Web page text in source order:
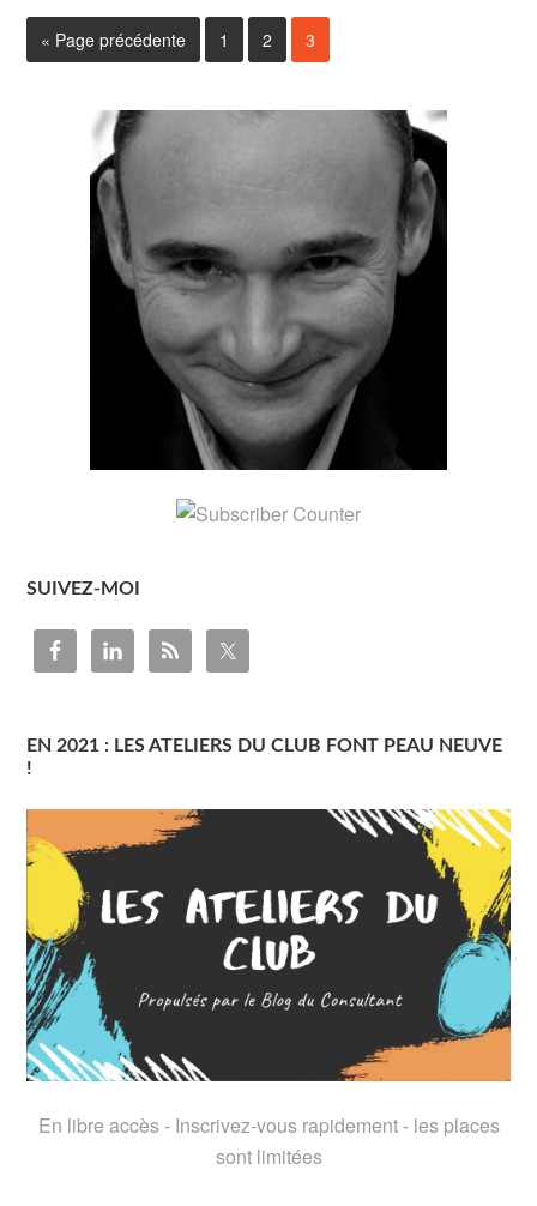
« Page précédente 1 2 3
SUIVEZ-MOI
EN 2021 : LES ATELIERS DU CLUB FONT PEAU NEUVE
!
En libre accès - Inscrivez-vous rapidement - les places
sont limitées